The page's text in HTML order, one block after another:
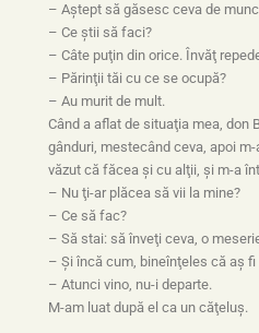
– Aştept să găsesc ceva de
– Ce ştii să faci?
– Câte puţin din orice. Învăţ
– Părinţii tăi cu ce se ocupă?
– Au murit de mult.
Când a aflat de situaţia mea, don
gânduri, mestecând ceva, apoi
văzut că făcea şi cu alţii, şi m-a
– Nu ţi-ar plăcea să vii la mine?
– Ce să fac?
– Să stai: să înveţi ceva, o
– Şi încă cum, bineînţeles că aş fi
– Atunci vino, nu-i departe.
M-am luat după el ca un căţeluş.